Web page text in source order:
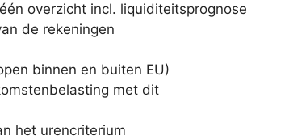
overzicht incl. liquiditeitsprognose
de rekeningen
binnen en buiten EU)
met dit
het urencriterium